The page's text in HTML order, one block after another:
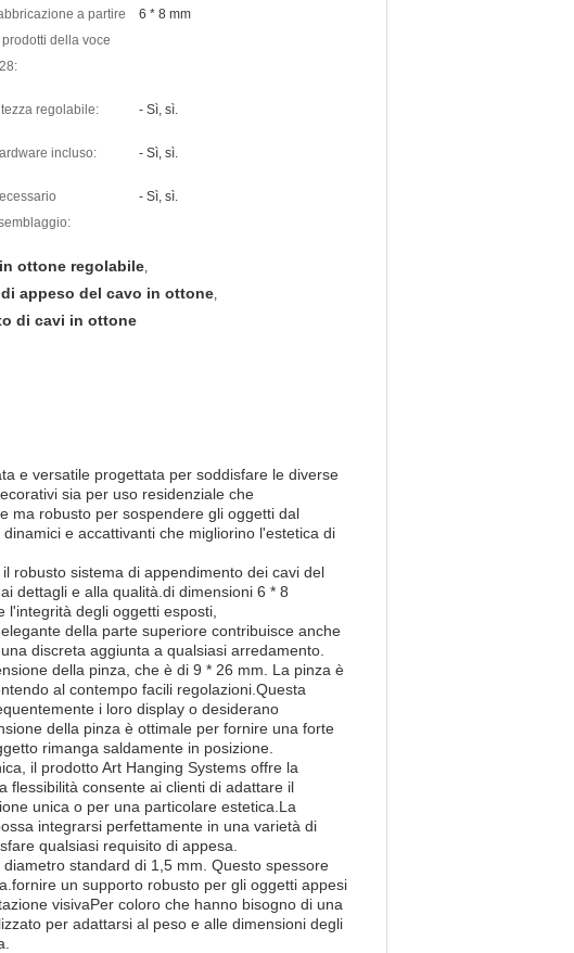
a partire
della voce
6 * 8 mm
regolabile: - Sì, sì.
incluso: - Sì, sì.
- Sì, sì.
ottone regolabile,
appeso del cavo in ottone,
di cavi in ottone
e versatile progettata per soddisfare le diverse
sia per uso residenziale che
ma robusto per sospendere gli oggetti dal
e accattivanti che migliorino l'estetica di
robusto sistema di appendimento dei cavi del
dettagli e alla qualità.di dimensioni 6 * 8
degli oggetti esposti,
della parte superiore contribuisce anche
discreta aggiunta a qualsiasi arredamento.
della pinza, che è di 9 * 26 mm. La pinza è
al contempo facili regolazioni.Questa
i loro display o desiderano
della pinza è ottimale per fornire una forte
rimanga saldamente in posizione.
il prodotto Art Hanging Systems offre la
flessibilità consente ai clienti di adattare il
unica o per una particolare estetica.La
integrarsi perfettamente in una varietà di
qualsiasi requisito di appesa.
standard di 1,5 mm. Questo spessore
un supporto robusto per gli oggetti appesi
visivaPer coloro che hanno bisogno di una
per adattarsi al peso e alle dimensioni degli